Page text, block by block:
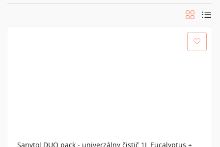
Od najlacnejšieho
Sanytol DUO pack - univerzálny čistič 1L Eucalyptus +